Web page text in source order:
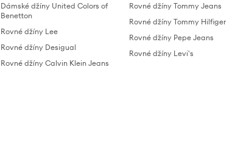
Dámské džíny United Colors of
Benetton
Rovné džíny Lee
Rovné džíny Desigual
Rovné džíny Calvin Klein Jeans
Rovné džíny Tommy Jeans
Rovné džíny Tommy Hilfiger
Rovné džíny Pepe Jeans
Rovné džíny Levi's